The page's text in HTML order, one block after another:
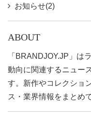
お知らせ(2)
ABOUT
「BRANDJOY.JP」は
動向に関連するニュー
す。新作やコレクショ
ス・業界情報をまとめ